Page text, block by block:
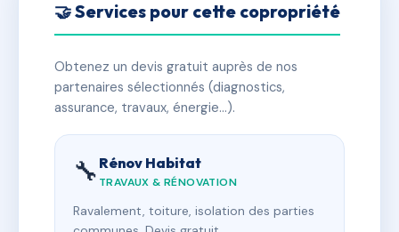
🤝 Services pour cette copropriété
Obtenez un devis gratuit auprès de nos
partenaires sélectionnés (diagnostics,
assurance, travaux, énergie…).
🔧 Rénov Habitat
TRAVAUX & RÉNOVATION
Ravalement, toiture, isolation des parties